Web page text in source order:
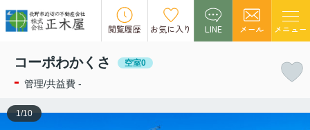
閲覧履歴 お気に入り LINE メール メニュー
この物件の募集は終了しました。
コーポわかくさ 空室0
- 管理/共益費 -
1/10